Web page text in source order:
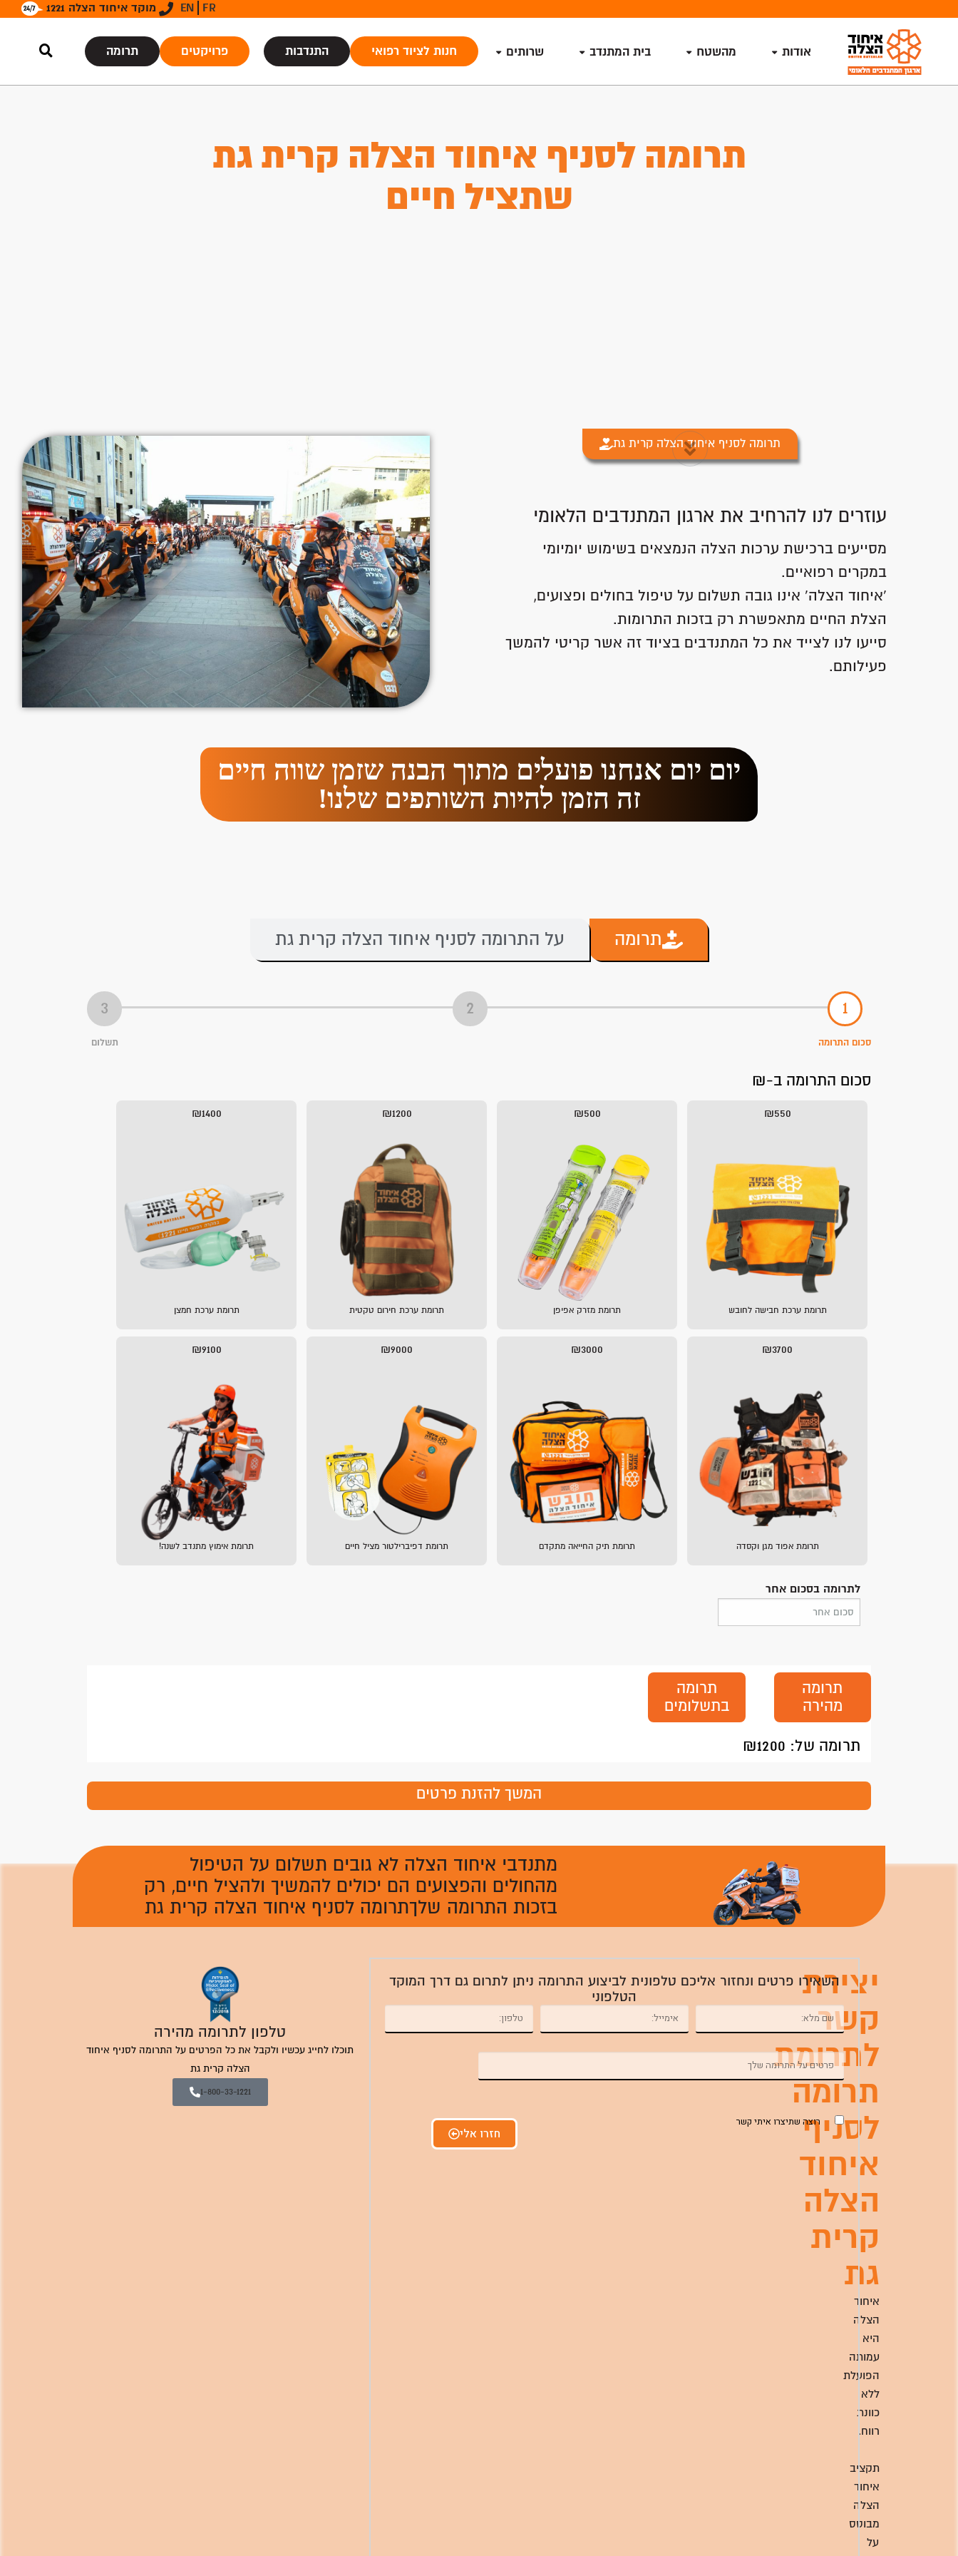
מוקד איחוד הצלה 1221 EN FR
אודות מהשטח בית המתנדב שרותים חנות לציוד רפואי התנדבות פרויקטים תרומה
תרומה לסניף איחוד הצלה קרית גת
שתציל חיים
תרומה לסניף איחוד הצלה קרית גת
עוזרים לנו להרחיב את ארגון המתנדבים הלאומי
מסייעים ברכישת ערכות הצלה הנמצאים בשימוש יומיומי
במקרים רפואיים.
'איחוד הצלה' אינו גובה תשלום על טיפול בחולים ופצועים,
הצלת החיים מתאפשרת רק בזכות התרומות.
סייעו לנו לצייד את כל המתנדבים בציוד זה אשר קריטי להמשך
פעילותם.
יום יום אנחנו פועלים מתוך הבנה שזמן שווה חיים
זה הזמן להיות השותפים שלנו!
תרומה על התרומה לסניף איחוד הצלה קרית גת
סכום התרומה תשלום
סכום התרומה ב-₪
₪550
תרומת ערכת חבישה לחובש
₪500
תרומת מזרק אפיפן
₪1200
תרומת ערכת חירום טקטית
₪1400
תרומת ערכת חמצן
₪3700
תרומת אפוד מגן וקסדה
₪3000
תרומת תיק החייאה מתקדם
₪9000
תרומת דפיברילטור מציל חיים
₪9100
תרומת אימוץ מתנדב לשנה!
לתרומה בסכום אחר
תרומה
מהירה
תרומה
בתשלומים
תרומה של: ₪ 1200
המשך להזנת פרטים
מתנדבי איחוד הצלה לא גובים תשלום על הטיפול
מהחולים והפצועים הם יכולים להמשיך ולהציל חיים, רק
בזכות התרומה שלךתרומה לסניף איחוד הצלה קרית גת
יצירת
קשר
לתרומת
תרומה
לסניף
איחוד
הצלה
קרית
גת
איחוד
הצלה
היא
עמותה
הפועלת
ללא
כוונת
רווח.
תקציב
איחוד
הצלה
מבוסס
על
השאירו פרטים ונחזור אליכם טלפונית לביצוע התרומה ניתן לתרום גם דרך המוקד
הטלפוני
רוצה שתיצרו איתי קשר
חזרו אלי
טלפון לתרומה מהירה
תוכלו לחייג עכשיו ולקבל את כל הפרטים על התרומה לסניף איחוד
הצלה קרית גת
1-800-33-1221